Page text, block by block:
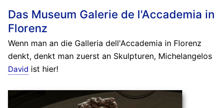
Das Museum Galerie de l'Accademia in
Florenz
Wenn man an die Galleria dell'Accademia in Florenz
denkt, denkt man zuerst an Skulpturen, Michelangelos
David ist hier!